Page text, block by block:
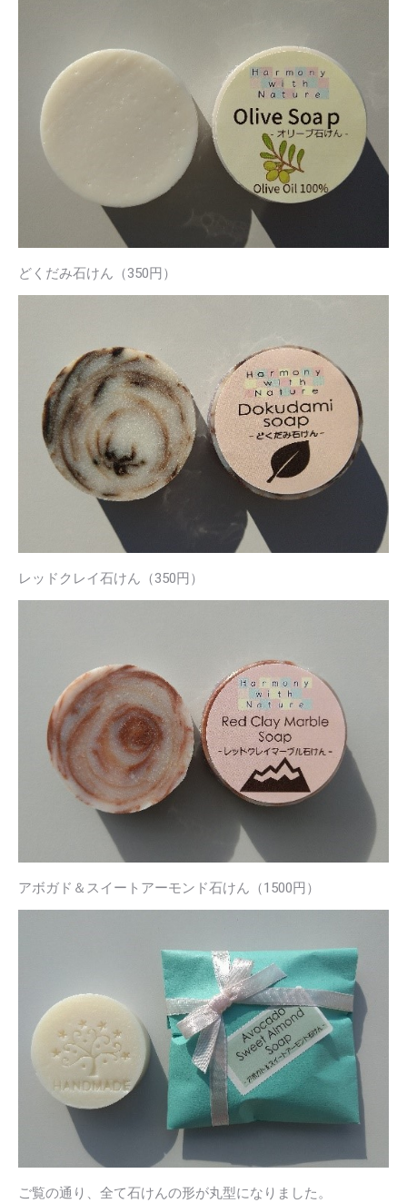
どくだみ石けん（350円）
レッドクレイ石けん（350円）
アボガド＆スイートアーモンド石けん（1500円）
ご覧の通り、全て石けんの形が丸型になりました。